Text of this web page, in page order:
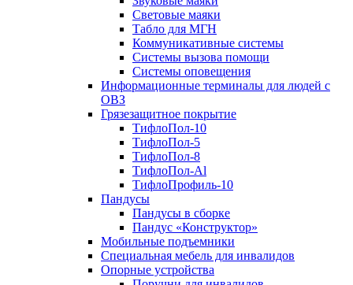
Световые маяки
Табло для МГН
Коммуникативные системы
Системы вызова помощи
Системы оповещения
Информационные терминалы для людей с
ОВЗ
Грязезащитное покрытие
ТифлоПол-10
ТифлоПол-5
ТифлоПол-8
ТифлоПол-Al
ТифлоПрофиль-10
Пандусы
Пандусы в сборке
Пандус «Конструктор»
Мобильные подъемники
Специальная мебель для инвалидов
Опорные устройства